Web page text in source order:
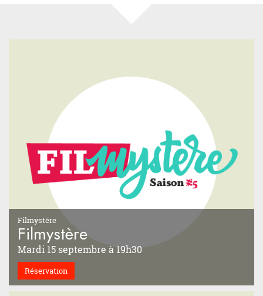
Filmystère
Filmystère
Mardi 15 septembre à 19h30
Réservation